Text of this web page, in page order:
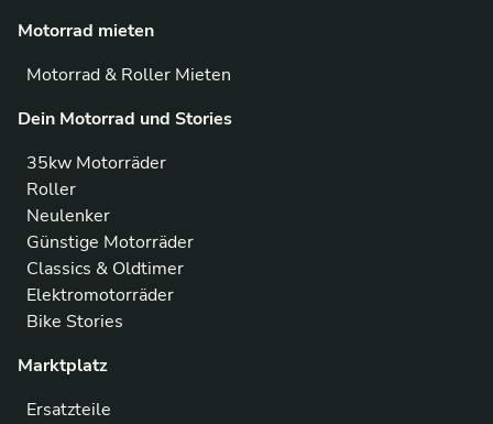
Motorrad mieten
Motorrad & Roller Mieten
Dein Motorrad und Stories
35kw Motorräder
Roller
Neulenker
Günstige Motorräder
Classics & Oldtimer
Elektromotorräder
Bike Stories
Marktplatz
Ersatzteile